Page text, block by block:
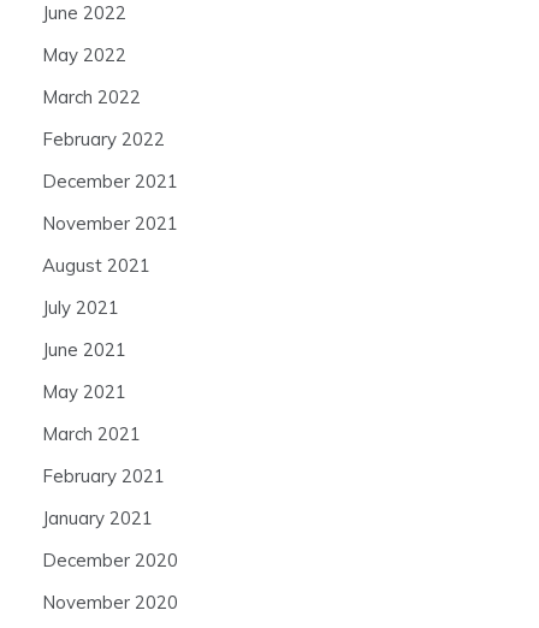
June 2022
May 2022
March 2022
February 2022
December 2021
November 2021
August 2021
July 2021
June 2021
May 2021
March 2021
February 2021
January 2021
December 2020
November 2020